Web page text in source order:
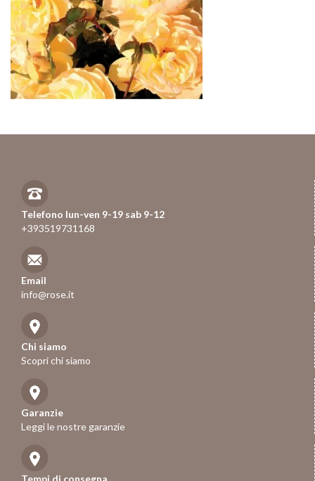
Telefono lun-ven 9-19 sab 9-12
+393519731168
Email
info@rose.it
Chi siamo
Scopri chi siamo
Garanzie
Leggi le nostre garanzie
Tempi di consegna